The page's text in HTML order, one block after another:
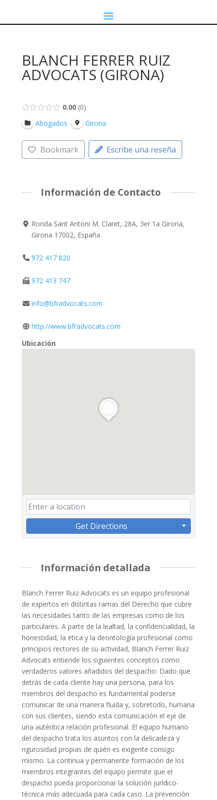
BLANCH FERRER RUIZ
ADVOCATS (GIRONA)
0.00 0
Abogados
Girona
Bookmark Escribe una reseña
Información de Contacto
Ronda Sant Antoni M. Claret, 28A, 3er 1a Girona,
Girona 17002, España
972 417 820
972 413 747
info@bfradvocats.com
http://www.bfradvocats.com
Ubicación
Get Directions
Información detallada
Blanch Ferrer Ruiz Advocats es un equipo profesional
de expertos en distintas ramas del Derecho que cubre
las necesidades tanto de las empresas como de los
particulares. A parte de la lealtad, la confidencialidad, la
honestidad, la ética y la deontología profesional como
principios rectores de su actividad, Blanch Ferrer Ruiz
Advocats entiende los siguientes conceptos como
verdaderos valores añadidos del despacho: Dado que
detrás de cada cliente hay una persona, para los
miembros del despacho es fundamental poderse
comunicar de una manera fluida y, sobretodo, humana
con sus clientes, siendo esta comunicación el eje de
una auténtica relación profesional. El equipo humano
del despacho trata los asuntos con la delicadeza y
rigurosidad propias de quién es exigente consigo
mismo. La continua y permanente formación de los
miembros integrantes del equipo permite que el
despacho pueda proporcionar la solución jurídico-
técnica más adecuada para cada caso. La prevención